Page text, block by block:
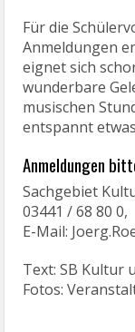
Für die
Anmeldungen
eignet sich
wunderbare
musischen
entspannt
Anmeldungen
Sachgebiet
03441 / 68 80 0,
E-Mail:
Text: SB Kultur
Fotos: